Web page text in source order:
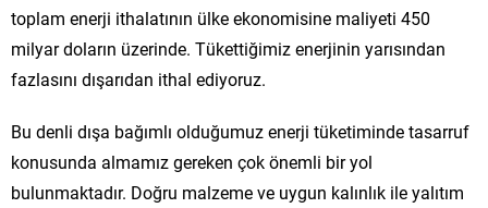
toplam enerji ithalatının ülke ekonomisine maliyeti 450
milyar doların üzerinde. Tükettiğimiz enerjinin yarısından
fazlasını dışarıdan ithal ediyoruz.
Bu denli dışa bağımlı olduğumuz enerji tüketiminde tasarruf
konusunda almamız gereken çok önemli bir yol
bulunmaktadır. Doğru malzeme ve uygun kalınlık ile yalıtım